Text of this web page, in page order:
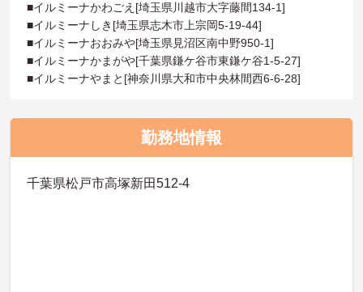
■イルミーナかわごえ[埼玉県川越市大字藤間134-1]
■イルミーナしき[埼玉県志木市上宗岡5-19-44]
■イルミーナおおみや[埼玉県見沼区南中野950-1]
■イルミーナかまがや[千葉県鎌ケ谷市東鎌ケ谷1-5-27]
■イルミーナやまと[神奈川県大和市中央林間西6-6-28]
勤務地情報
千葉県松戸市高塚新田512-4